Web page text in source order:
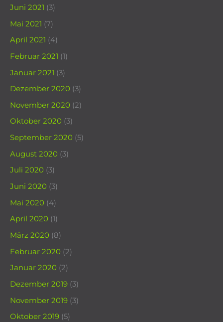
Juni 2021 (3)
Mai 2021 (7)
April 2021 (4)
Februar 2021 (1)
Januar 2021 (3)
Dezember 2020 (3)
November 2020 (2)
Oktober 2020 (3)
September 2020 (5)
August 2020 (3)
Juli 2020 (3)
Juni 2020 (3)
Mai 2020 (4)
April 2020 (1)
März 2020 (8)
Februar 2020 (2)
Januar 2020 (2)
Dezember 2019 (3)
November 2019 (3)
Oktober 2019 (5)